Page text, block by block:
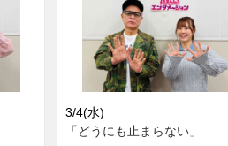
3/4(水)
「どうにも止まらない」